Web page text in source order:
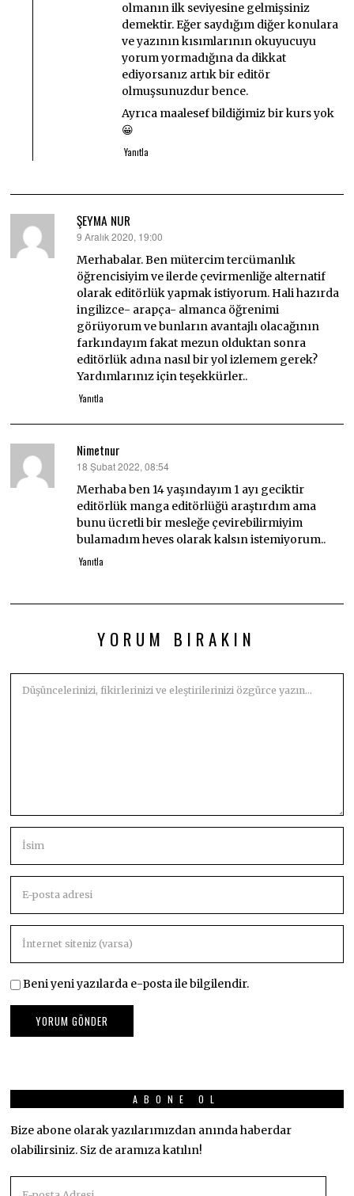
olmanın ilk seviyesine gelmişsiniz
demektir. Eğer saydığım diğer konulara
ve yazının kısımlarının okuyucuyu
yorum yormadığına da dikkat
ediyorsanız artık bir editör
olmuşsunuzdur bence.
Ayrıca maalesef bildiğimiz bir kurs yok
😀
Yanıtla
ŞEYMA NUR
dedi
ki:
9 Aralık 2020, 19:00
Merhabalar. Ben mütercim tercümanlık
öğrencisiyim ve ilerde çevirmenliğe alternatif
olarak editörlük yapmak istiyorum. Hali hazırda
ingilizce- arapça- almanca öğrenimi
görüyorum ve bunların avantajlı olacağının
farkındayım fakat mezun olduktan sonra
editörlük adına nasıl bir yol izlemem gerek?
Yardımlarınız için teşekkürler..
Yanıtla
Nimetnur
dedi
ki:
18 Şubat 2022, 08:54
Merhaba ben 14 yaşındayım 1 ayı geciktir
editörlük manga editörlüğü araştırdım ama
bunu ücretli bir mesleğe çevirebilirmiyim
bulamadım heves olarak kalsın istemiyorum..
Yanıtla
YORUM BIRAKIN
Beni yeni yazılarda e-posta ile bilgilendir.
ABONE OL
Bize abone olarak yazılarımızdan anında haberdar
olabilirsiniz. Siz de aramıza katılın!